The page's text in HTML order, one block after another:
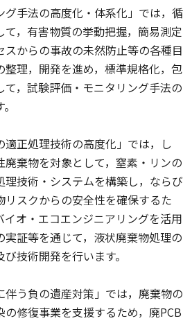
手法の高度化・体系化」では，循
，有害物質の挙動把握，簡易測定
からの事故の未然防止等の各種目
理，開発を進め，標準規格化，包
，試験評価・モニタリング手法の
正処理技術の高度化」では，し
棄物を対象として，窒素・リンの
技術・システムを構築し，ならび
リスクからの安全性を確保するた
オ・エコエンジニアリングを活用
実証等を通じて，液状廃棄物処理の
技術開発を行います。
う負の遺産対策」では，廃棄物の
修復事業を支援するため，廃PCB